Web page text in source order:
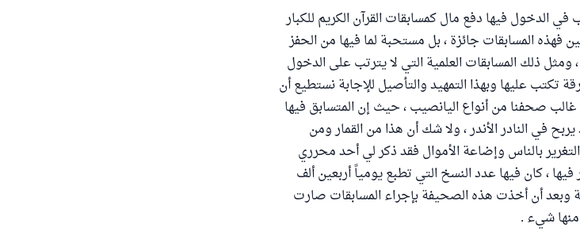
في الدخول فيها دفع مال كمسابقات القرآن الكريم للكبار
فهذه المسابقات جائزة ، بل مستحبة لما فيها من الحفز
ذلك المسابقات العلمية التي لا يترتب على الدخول
تكتب عليها وبهذا التمهيد والتأصيل للإجابة نستطيع أن
صحفنا من أنواع اليانصيب ، حيث إن المتسابق فيها
في النادر الأندر ، ولا شك أن هذا من القمار ومن
بالناس وإضاعة الأموال فقد ذكر لي أحد محرري
، كان فيها عدد النسخ التي تطبع يومياً أربعين ألف
أن أخذت هذه الصحيفة بإجراء المسابقات صارت
منها شيء .